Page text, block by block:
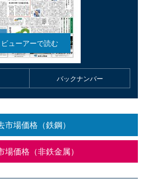
バックナンバー
市場価格（鉄鋼）
場価格（非鉄金属）